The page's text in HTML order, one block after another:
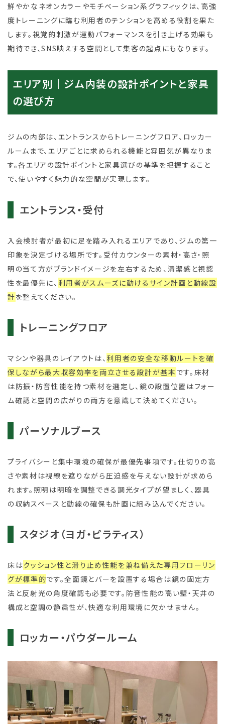
鮮やかなネオンカラーやモチベーション系グラフィックは、高強
度トレーニングに臨む利用者のテンションを高める役割を果た
します。視覚的刺激が運動パフォーマンスを引き上げる効果も
期待でき、SNS映えする空間として集客の起点にもなります。
エリア別｜ジム内装の設計ポイントと家具
の選び方
ジムの内部は、エントランスからトレーニングフロア、ロッカー
ルームまで、エリアごとに求められる機能と雰囲気が異なりま
す。各エリアの設計ポイントと家具選びの基準を把握すること
で、使いやすく魅力的な空間が実現します。
エントランス・受付
入会検討者が最初に足を踏み入れるエリアであり、ジムの第一
印象を決定づける場所です。受付カウンターの素材・高さ・照
明の当て方がブランドイメージを左右するため、清潔感と視認
性を最優先に、 利用者がスムーズに動けるサイン計画と動線設
計を整えてください。
トレーニングフロア
マシンや器具のレイアウトは、 利用者の安全な移動ルートを確
保しながら最大収容効率を両立させる設計が基本 です。床材
は防振・防音性能を持つ素材を選定し、鏡の設置位置はフォー
ム確認と空間の広がりの両方を意識して決めてください。
パーソナルブース
プライバシーと集中環境の確保が最優先事項です。仕切りの高
さや素材は視線を遮りながら圧迫感を与えない設計が求めら
れます。照明は明暗を調整できる調光タイプが望ましく、器具
の収納スペースと動線の確保も計画に組み込んでください。
スタジオ（ヨガ・ピラティス）
床はクッション性と滑り止め性能を兼ね備えた専用フローリン
グが標準的です。全面鏡とバーを設置する場合は鏡の固定方
法と反射光の角度確認も必要です。防音性能の高い壁・天井の
構成と空調の静粛性が、快適な利用環境に欠かせません。
ロッカー・パウダールーム